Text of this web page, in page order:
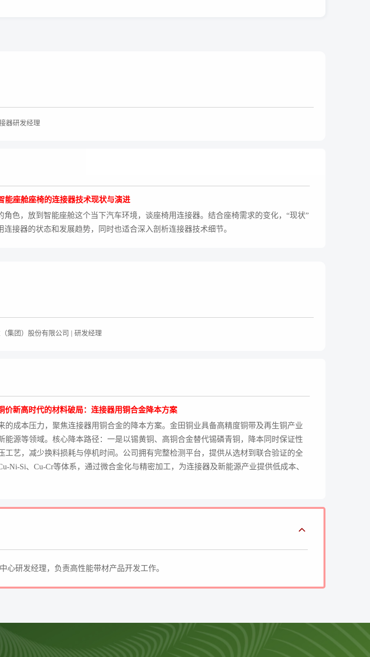
器研发经理
能座舱座椅的连接器技术现状与演进
角色，放到智能座舱这个当下汽车环境，谈座椅用连接器。结合座椅需求的变化，“现状”
连接器的状态和发展趋势，同时也适合深入剖析连接器技术细节。
集团）股份有限公司 | 研发经理
价新高时代的材料破局：连接器用铜合金降本方案
的成本压力，聚焦连接器用铜合金的降本方案。金田铜业具备高精度铜带及再生铜产业
能源等领域。核心降本路径：一是以锡黄铜、高铜合金替代锡磷青铜，降本同时保证性
工艺，减少换料损耗与停机时间。公司拥有完整检测平台，提供从选材到联合验证的全
Ni-Si、Cu-Cr等体系，通过微合金化与精密加工，为连接器及新能源产业提供低成本、
心研发经理，负责高性能带材产品开发工作。